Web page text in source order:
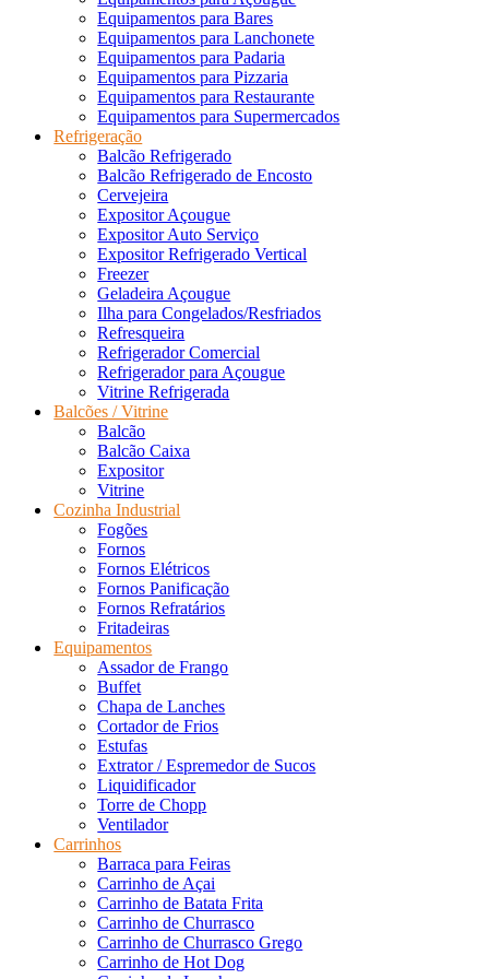
Equipamentos para Bares
Equipamentos para Lanchonete
Equipamentos para Padaria
Equipamentos para Pizzaria
Equipamentos para Restaurante
Equipamentos para Supermercados
Refrigeração
Balcão Refrigerado
Balcão Refrigerado de Encosto
Cervejeira
Expositor Açougue
Expositor Auto Serviço
Expositor Refrigerado Vertical
Freezer
Geladeira Açougue
Ilha para Congelados/Resfriados
Refresqueira
Refrigerador Comercial
Refrigerador para Açougue
Vitrine Refrigerada
Balcões / Vitrine
Balcão
Balcão Caixa
Expositor
Vitrine
Cozinha Industrial
Fogões
Fornos
Fornos Elétricos
Fornos Panificação
Fornos Refratários
Fritadeiras
Equipamentos
Assador de Frango
Buffet
Chapa de Lanches
Cortador de Frios
Estufas
Extrator / Espremedor de Sucos
Liquidificador
Torre de Chopp
Ventilador
Carrinhos
Barraca para Feiras
Carrinho de Açai
Carrinho de Batata Frita
Carrinho de Churrasco
Carrinho de Churrasco Grego
Carrinho de Hot Dog